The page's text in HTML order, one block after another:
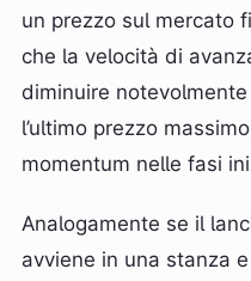
un prezzo sul mercato
che la velocità di
diminuire
l’ultimo prezzo
momentum nelle fasi
Analogamente se il
avviene in una stanza